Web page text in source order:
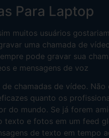
Para Laptop
muitos usuários
uma chamada de
pode gravar sua
e mensagens de voz
chamadas de vídeo. Não
quanto os
do mundo. Se já forem
texto e fotos em um feed
de texto em tempo